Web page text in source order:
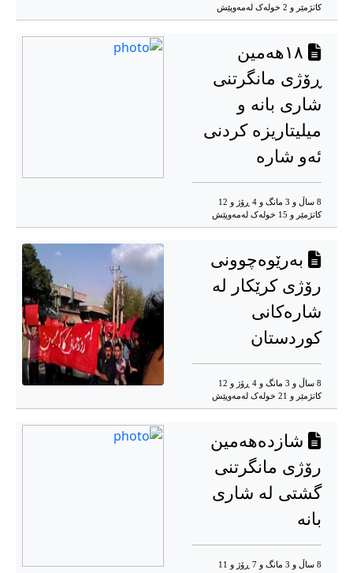
کاتژمێر و 2 خوله‌ک له‌مه‌وپێش‌
١٨هەمین
ڕۆژی مانگرتنی
شاری بانە و
میلیتاریزە کردنی
ئەو شارە
8 ساڵ و 3 مانگ و 4 ڕۆژ و 12
کاتژمێر و 15 خوله‌ک له‌مه‌وپێش‌
بەرێوەچوونی
رۆژی کرێکار لە
شارەکانی
کوردستان
8 ساڵ و 3 مانگ و 4 ڕۆژ و 12
کاتژمێر و 21 خوله‌ک له‌مه‌وپێش‌
شازدەهەمین
رۆژی مانگرتنی
گشتی لە شاری
بانە
8 ساڵ و 3 مانگ و 7 ڕۆژ و 11